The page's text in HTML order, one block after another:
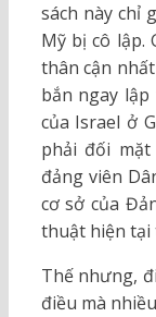
sách này chỉ
Mỹ bị cô lập.
thân cận
bắn ngay lập
của Israel ở
phải đối
đảng viên
cơ sở của
thuật hiện tại
Thế nhưng,
điều mà